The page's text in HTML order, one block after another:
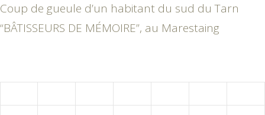
Coup de gueule d’un habitant du sud du Tarn
“BÂTISSEURS DE MÉMOIRE”, au Marestaing